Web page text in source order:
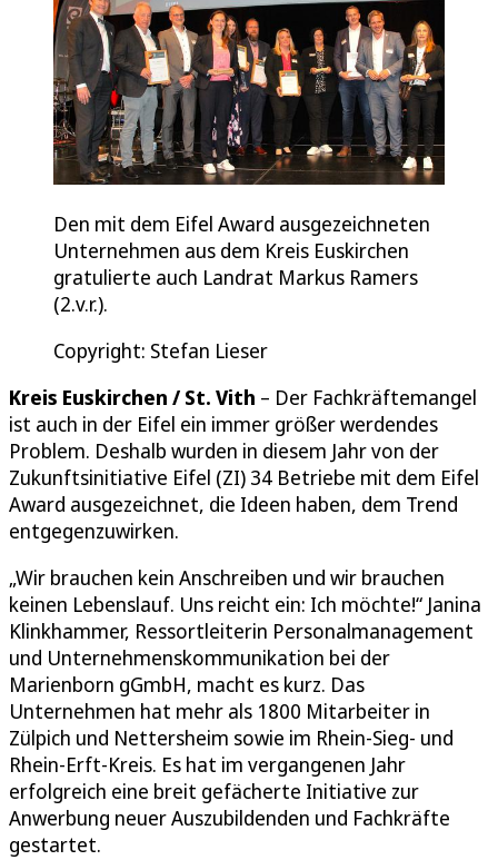
Den mit dem Eifel Award ausgezeichneten
Unternehmen aus dem Kreis Euskirchen
gratulierte auch Landrat Markus Ramers
(2.v.r.).
Copyright: Stefan Lieser
Kreis Euskirchen / St. Vith – Der Fachkräftemangel
ist auch in der Eifel ein immer größer werdendes
Problem. Deshalb wurden in diesem Jahr von der
Zukunftsinitiative Eifel (ZI) 34 Betriebe mit dem Eifel
Award ausgezeichnet, die Ideen haben, dem Trend
entgegenzuwirken.
„Wir brauchen kein Anschreiben und wir brauchen
keinen Lebenslauf. Uns reicht ein: Ich möchte!“ Janina
Klinkhammer, Ressortleiterin Personalmanagement
und Unternehmenskommunikation bei der
Marienborn gGmbH, macht es kurz. Das
Unternehmen hat mehr als 1800 Mitarbeiter in
Zülpich und Nettersheim sowie im Rhein-Sieg- und
Rhein-Erft-Kreis. Es hat im vergangenen Jahr
erfolgreich eine breit gefächerte Initiative zur
Anwerbung neuer Auszubildenden und Fachkräfte
gestartet.